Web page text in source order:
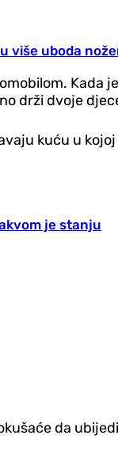
više uboda
Kada
drži dvoje
kuću u
je stanju
da